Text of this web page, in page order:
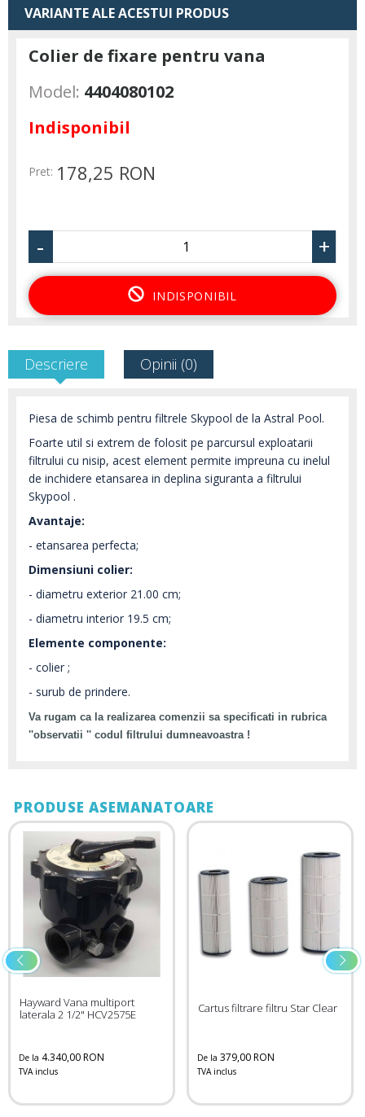
VARIANTE ALE ACESTUI PRODUS
Colier de fixare pentru vana
Model: 4404080102
Indisponibil
Pret: 178,25 RON
- +
INDISPONIBIL
Descriere Opinii (0)
Piesa de schimb pentru filtrele Skypool de la Astral Pool.
Foarte util si extrem de folosit pe parcursul exploatarii
filtrului cu nisip, acest element permite impreuna cu inelul
de inchidere etansarea in deplina siguranta a filtrului
Skypool .
Avantaje:
- etansarea perfecta;
Dimensiuni colier:
- diametru exterior 21.00 cm;
- diametru interior 19.5 cm;
Elemente componente:
- colier ;
- surub de prindere.
Va rugam ca la realizarea comenzii sa specificati in rubrica
''observatii '' codul filtrului dumneavoastra !
PRODUSE ASEMANATOARE
Hayward Vana multiport
laterala 2 1/2" HCV2575E
De la 4.340,00 RON
TVA inclus
Cartus filtrare filtru Star Clear
De la 379,00 RON
TVA inclus